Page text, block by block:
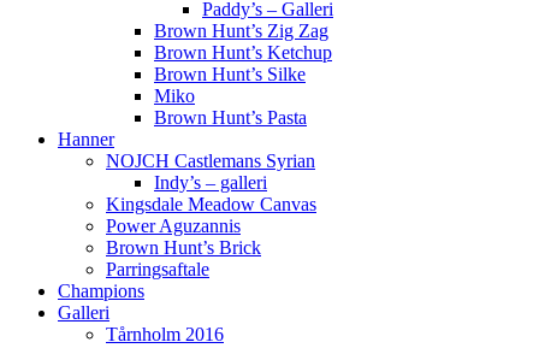
Paddy’s – Galleri
Brown Hunt’s Zig Zag
Brown Hunt’s Ketchup
Brown Hunt’s Silke
Miko
Brown Hunt’s Pasta
Hanner
NOJCH Castlemans Syrian
Indy’s – galleri
Kingsdale Meadow Canvas
Power Aguzannis
Brown Hunt’s Brick
Parringsaftale
Champions
Galleri
Tårnholm 2016